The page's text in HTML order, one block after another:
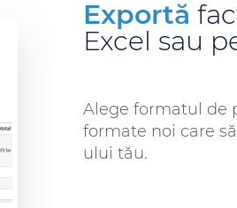
Exportă
Excel sau
Alege formatul de
formate noi care
ului tău.